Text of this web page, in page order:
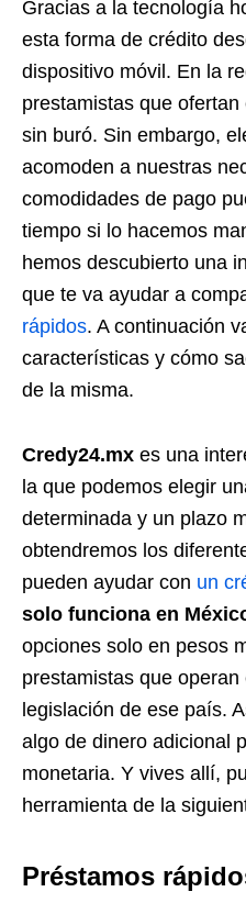
Gracias a la tecnología
esta forma de crédito
dispositivo móvil. En la
prestamistas que
sin buró. Sin embargo,
acomoden a nuestras
comodidades de pago
tiempo si lo hacemos
hemos descubierto una
que te va ayudar a
rápidos. A continuación
características y cómo
de la misma.
Credy24.mx es una
la que podemos elegir
determinada y un plazo
obtendremos los
pueden ayudar con un
solo funciona en
opciones solo en pesos
prestamistas que
legislación de ese país.
algo de dinero adicional
monetaria. Y vives allí,
herramienta de la
Préstamos